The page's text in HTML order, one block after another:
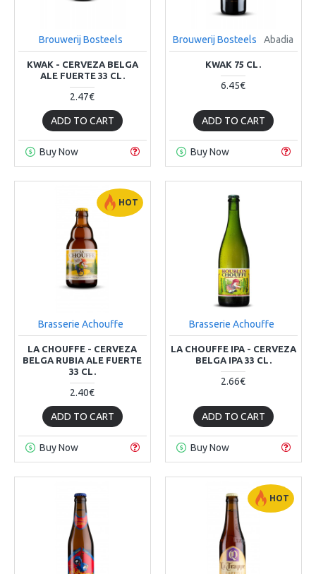
Brouwerij Bosteels
KWAK - CERVEZA BELGA
ALE FUERTE 33 CL.
2.47€
ADD TO CART
Buy Now
Brouwerij Bosteels Abadia
KWAK 75 CL.
6.45€
ADD TO CART
Buy Now
HOT
Brasserie Achouffe
LA CHOUFFE - CERVEZA
BELGA RUBIA ALE FUERTE
33 CL.
2.40€
ADD TO CART
Buy Now
Brasserie Achouffe
LA CHOUFFE IPA - CERVEZA
BELGA IPA 33 CL.
2.66€
ADD TO CART
Buy Now
HOT